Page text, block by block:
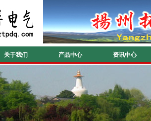
关于我们 产品中心 资讯中心